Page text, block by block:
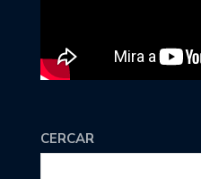
CERCAR